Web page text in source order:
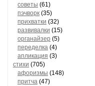
советы (61)
пэчворк (35)
прихватки (32)
развивалки (15)
органайзер (5)
переделка (4)
апликация (3)
стихи (705)
афоризмы (148)
притча (47)